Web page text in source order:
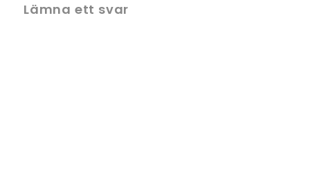
Lämna ett svar